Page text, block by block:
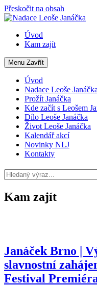
Přeskočit na obsah
Úvod
Kam zajít
Menu Zavřít
Úvod
Nadace Leoše Janáčka
Prožít Janáčka
Kde začít s Leošem
Dílo Leoše Janáčka
Život Leoše Janáčka
Kalendář akcí
Novinky NLJ
Kontakty
Kam zajít
Janáček Brno |
slavnostní
Festival